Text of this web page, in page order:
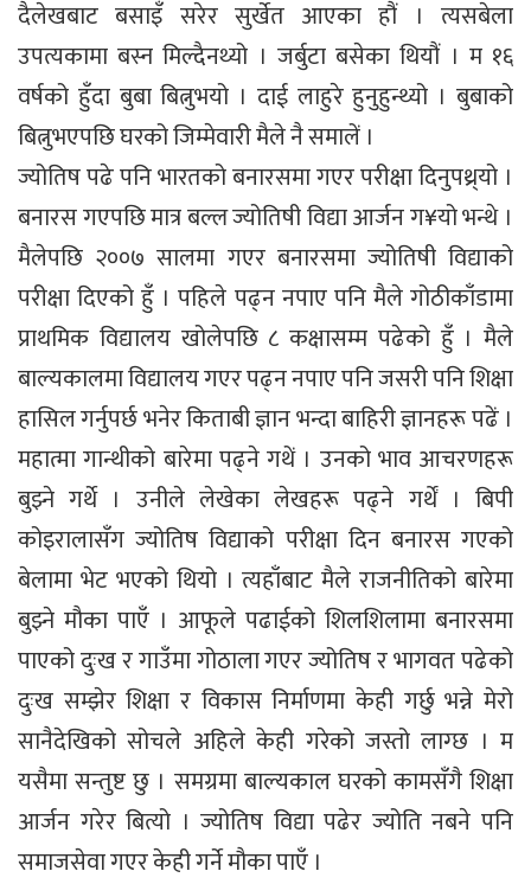
दैलेखबाट बसाइँ सरेर सुर्खेत आएका हौं । त्यसबेला
उपत्यकामा बस्न मिल्दैनथ्यो । जर्बुटा बसेका थियौं । म १६
वर्षको हुँदा बुबा बित्नुभयो । दाई लाहुरे हुनुहुन्थ्यो । बुबाको
बित्नुभएपछि घरको जिम्मेवारी मैले नै समालें ।
ज्योतिष पढे पनि भारतको बनारसमा गएर परीक्षा दिनुपथ्र्यो ।
बनारस गएपछि मात्र बल्ल ज्योतिषी विद्या आर्जन ग¥यो भन्थे ।
मैलेपछि २००७ सालमा गएर बनारसमा ज्योतिषी विद्याको
परीक्षा दिएको हुँ । पहिले पढ्न नपाए पनि मैले गोठीकाँडामा
प्राथमिक विद्यालय खोलेपछि ८ कक्षासम्म पढेको हुँ । मैले
बाल्यकालमा विद्यालय गएर पढ्न नपाए पनि जसरी पनि शिक्षा
हासिल गर्नुपर्छ भनेर किताबी ज्ञान भन्दा बाहिरी ज्ञानहरू पढें ।
महात्मा गान्थीको बारेमा पढ्ने गथें । उनको भाव आचरणहरू
बुझ्ने गर्थे । उनीले लेखेका लेखहरू पढ्ने गर्थें । बिपी
कोइरालासँग ज्योतिष विद्याको परीक्षा दिन बनारस गएको
बेलामा भेट भएको थियो । त्यहाँबाट मैले राजनीतिको बारेमा
बुझ्ने मौका पाएँ । आफूले पढाईको शिलशिलामा बनारसमा
पाएको दुःख र गाउँमा गोठाला गएर ज्योतिष र भागवत पढेको
दुःख सम्झेर शिक्षा र विकास निर्माणमा केही गर्छु भन्ने मेरो
सानैदेखिको सोचले अहिले केही गरेको जस्तो लाग्छ । म
यसैमा सन्तुष्ट छु । समग्रमा बाल्यकाल घरको कामसँगै शिक्षा
आर्जन गरेर बित्यो । ज्योतिष विद्या पढेर ज्योति नबने पनि
समाजसेवा गएर केही गर्ने मौका पाएँ ।